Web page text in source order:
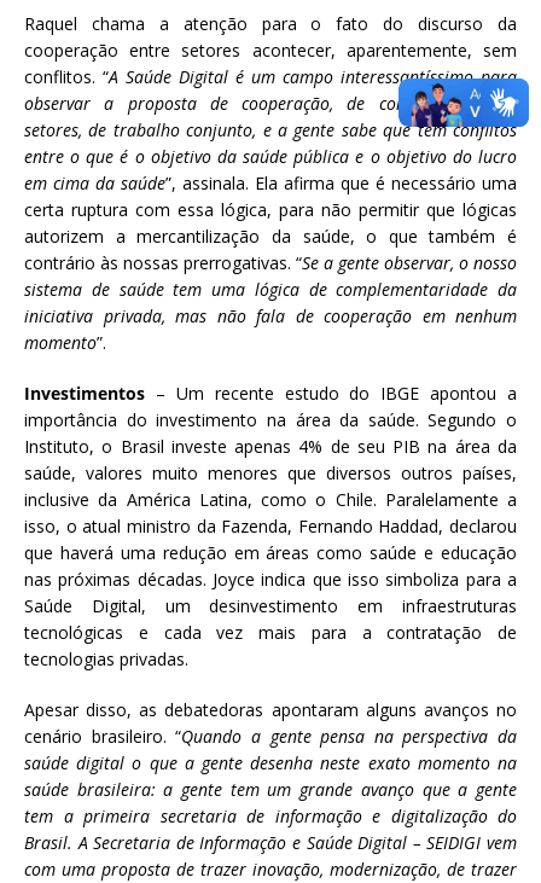
Raquel chama a atenção para o fato do discurso da
cooperação entre setores acontecer, aparentemente, sem
conflitos. “A Saúde Digital é um campo interessantíssimo para
observar a proposta de cooperação, de conciliação entre
setores, de trabalho conjunto, e a gente sabe que tem conflitos
entre o que é o objetivo da saúde pública e o objetivo do lucro
em cima da saúde”, assinala. Ela afirma que é necessário uma
certa ruptura com essa lógica, para não permitir que lógicas
autorizem a mercantilização da saúde, o que também é
contrário às nossas prerrogativas. “Se a gente observar, o nosso
sistema de saúde tem uma lógica de complementaridade da
iniciativa privada, mas não fala de cooperação em nenhum
momento”.
Investimentos – Um recente estudo do IBGE apontou a
importância do investimento na área da saúde. Segundo o
Instituto, o Brasil investe apenas 4% de seu PIB na área da
saúde, valores muito menores que diversos outros países,
inclusive da América Latina, como o Chile. Paralelamente a
isso, o atual ministro da Fazenda, Fernando Haddad, declarou
que haverá uma redução em áreas como saúde e educação
nas próximas décadas. Joyce indica que isso simboliza para a
Saúde Digital, um desinvestimento em infraestruturas
tecnológicas e cada vez mais para a contratação de
tecnologias privadas.
Apesar disso, as debatedoras apontaram alguns avanços no
cenário brasileiro. “Quando a gente pensa na perspectiva da
saúde digital o que a gente desenha neste exato momento na
saúde brasileira: a gente tem um grande avanço que a gente
tem a primeira secretaria de informação e digitalização do
Brasil. A Secretaria de Informação e Saúde Digital – SEIDIGI vem
com uma proposta de trazer inovação, modernização, de trazer